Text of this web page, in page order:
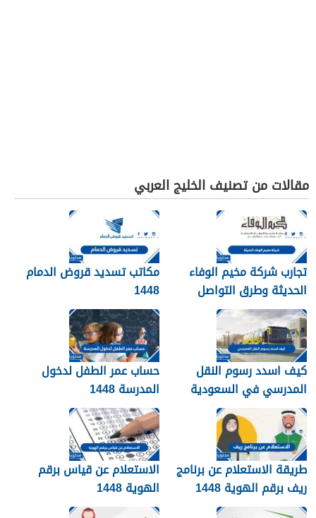
مقالات من تصنيف الخليج العربي
تجارب شركة مخيم الوفاء
الحديثة وطرق التواصل
معهم 1448
مكاتب تسديد قروض الدمام
1448
كيف اسدد رسوم النقل
المدرسي في السعودية
1448
حساب عمر الطفل لدخول
المدرسة 1448
طريقة الاستعلام عن برنامج
ريف برقم الهوية 1448
الاستعلام عن قياس برقم
الهوية 1448
services.qiyas.sa